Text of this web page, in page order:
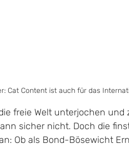
Cat Content ist auch für das
freie Welt unterjochen
sicher nicht. Doch die
Ob als Bond-Bösewicht